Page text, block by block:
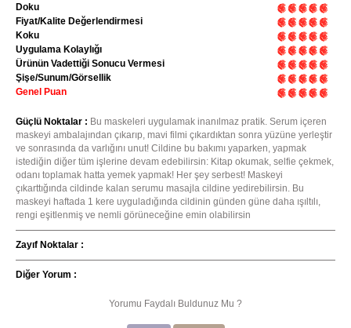
Doku
Fiyat/Kalite Değerlendirmesi
Koku
Uygulama Kolaylığı
Ürünün Vadettiği Sonucu Vermesi
Şişe/Sunum/Görsellik
Genel Puan
Güçlü Noktalar : Bu maskeleri uygulamak inanılmaz pratik. Serum içeren
maskeyi ambalajından çıkarıp, mavi filmi çıkardıktan sonra yüzüne yerleştir
ve sonrasında da varlığını unut! Cildine bu bakımı yaparken, yapmak
istediğin diğer tüm işlerine devam edebilirsin: Kitap okumak, selfie çekmek,
odanı toplamak hatta yemek yapmak! Her şey serbest! Maskeyi
çıkarttığında cildinde kalan serumu masajla cildine yedirebilirsin. Bu
maskeyi haftada 1 kere uyguladığında cildinin günden güne daha ışıltılı,
rengi eşitlenmiş ve nemli görüneceğine emin olabilirsin
Zayıf Noktalar :
Diğer Yorum :
Yorumu Faydalı Buldunuz Mu ?